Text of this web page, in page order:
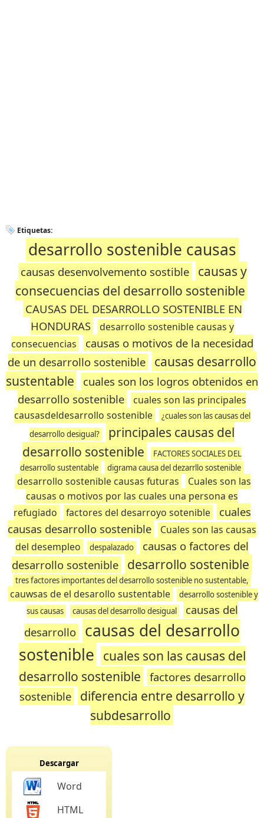
Etiquetas:
desarrollo sostenible causas
causas desenvolvemento sostible
causas y
consecuencias del desarrollo sostenible
CAUSAS DEL DESARROLLO SOSTENIBLE EN
HONDURAS
desarrollo sostenible causas y
consecuencias
causas o motivos de la necesidad
de un desarrollo sostenible
causas desarrollo
sustentable
cuales son los logros obtenidos en
desarrollo sostenible
cuales son las principales
causasdeldesarrollo sostenible
¿cuales son las causas del
desarrollo desigual?
principales causas del
desarrollo sostenible
FACTORES SOCIALES DEL
desarrollo sustentable
digrama causa del dezarrllo sostenible
desarrollo sostenible causas futuras
Cuales son las
causas o motivos por las cuales una persona es
refugiado
factores del desarroyo sotenible
cuales
causas desarrollo sostenible
Cuales son las causas
del desempleo
despalazado
causas o factores del
desarrollo sostenible
desarrollo sostenible
tres factores importantes del desarrollo sostenible no sustentable,
cauwsas de el desarollo sustentable
desarrollo sostenible y
sus causas
causas del desarrollo desigual
causas del
desarrollo
causas del desarrollo
sostenible cuales son las causas del
desarrollo sostenible
factores desarrollo
sostenible
diferencia entre desarrollo y
subdesarrollo
Descargar
Word
HTML